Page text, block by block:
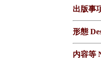
出版事
形態
内容等